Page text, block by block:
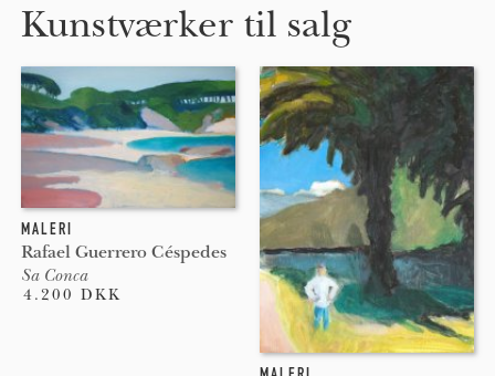
Kunstværker til salg
MALERI
Rafael Guerrero Céspedes
Sa Conca
4.200 DKK